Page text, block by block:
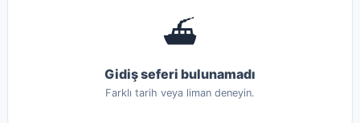
⛴
Gidiş seferi bulunamadı
Farklı tarih veya liman deneyin.